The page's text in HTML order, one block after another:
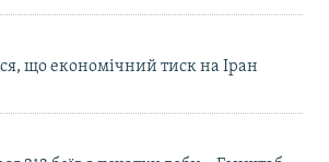
що економічний тиск на Іран